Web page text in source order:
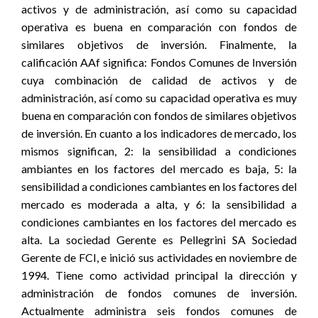
activos y de administración, así como su capacidad
operativa es buena en comparación con fondos de
similares objetivos de inversión. Finalmente, la
calificación AAf significa: Fondos Comunes de Inversión
cuya combinación de calidad de activos y de
administración, así como su capacidad operativa es muy
buena en comparación con fondos de similares objetivos
de inversión. En cuanto a los indicadores de mercado, los
mismos significan, 2: la sensibilidad a condiciones
ambiantes en los factores del mercado es baja, 5: la
sensibilidad a condiciones cambiantes en los factores del
mercado es moderada a alta, y 6: la sensibilidad a
condiciones cambiantes en los factores del mercado es
alta. La sociedad Gerente es Pellegrini SA Sociedad
Gerente de FCI, e inició sus actividades en noviembre de
1994. Tiene como actividad principal la dirección y
administración de fondos comunes de inversión.
Actualmente administra seis fondos comunes de